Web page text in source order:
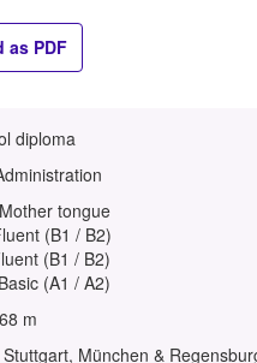
as PDF
diploma
tongue
(B1 / B2)
(B1 / B2)
(A1 / A2)
m
München &